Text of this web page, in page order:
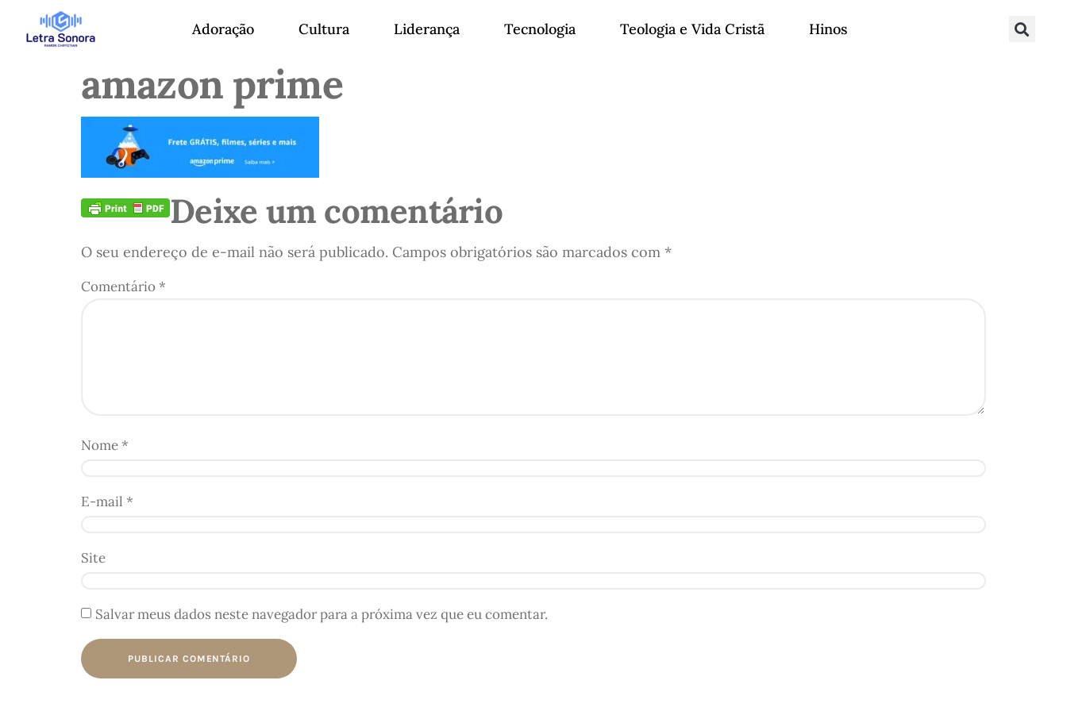
Adoração Cultura Liderança Tecnologia Teologia e Vida Cristã Hinos
amazon prime
Deixe um comentário
O seu endereço de e-mail não será publicado. Campos obrigatórios são marcados com *
Comentário*
Nome*
E-mail *
Site
Salvar meus dados neste navegador para a próxima vez que eu comentar.